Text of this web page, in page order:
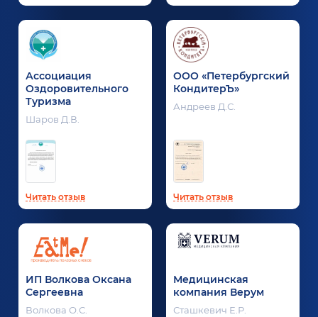
Ассоциация
Оздоровительного
Туризма
Шаров Д.В.
Читать отзыв
ООО «Петербургский
КондитерЪ»
Андреев Д.С.
Читать отзыв
ИП Волкова Оксана
Сергеевна
Волкова О.С.
Медицинская
компания Верум
Сташкевич Е.Р.